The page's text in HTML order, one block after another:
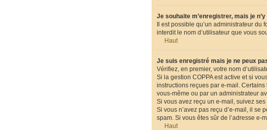
Je souhaite m’enregistrer, mais je
Il est possible qu’un administrateur du
interdit le nom d’utilisateur que vous
Haut
Je suis enregistré mais je ne peux
Vérifiez, en premier, votre nom
Si la gestion COPPA est active et si
instructions reçues par e-mail.
vous-même ou par un administrateur
Si vous avez reçu un e-mail, suivez ses
Si vous n’avez pas reçu d’e-mail, il se
spam. Si vous êtes sûr de l’adresse e-
Haut